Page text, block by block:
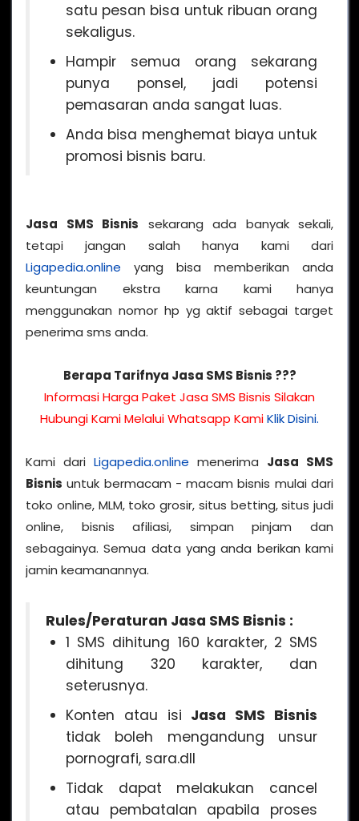
satu pesan bisa untuk ribuan orang
sekaligus.
Hampir semua orang sekarang
punya ponsel, jadi potensi
pemasaran anda sangat luas.
Anda bisa menghemat biaya untuk
promosi bisnis baru.
Jasa SMS Bisnis sekarang ada banyak sekali,
tetapi jangan salah hanya kami dari
Ligapedia.online yang bisa memberikan anda
keuntungan ekstra karna kami hanya
menggunakan nomor hp yg aktif sebagai target
penerima sms anda.
Berapa Tarifnya Jasa SMS Bisnis ???
Informasi Harga Paket Jasa SMS Bisnis Silakan
Hubungi Kami Melalui Whatsapp KamiKlik Disini.
Kami dari Ligapedia.online menerima Jasa SMS
Bisnis untuk bermacam - macam bisnis mulai dari
toko online, MLM, toko grosir, situs betting, situs judi
online, bisnis afiliasi, simpan pinjam dan
sebagainya. Semua data yang anda berikan kami
jamin keamanannya.
Rules/Peraturan Jasa SMS Bisnis :
1 SMS dihitung 160 karakter, 2 SMS
dihitung 320 karakter, dan
seterusnya.
Konten atau isi Jasa SMS Bisnis
tidak boleh mengandung unsur
pornografi, sara.dll
Tidak dapat melakukan cancel
atau pembatalan apabila proses